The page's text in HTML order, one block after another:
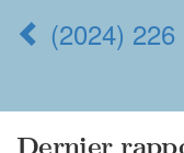
(2024) 226